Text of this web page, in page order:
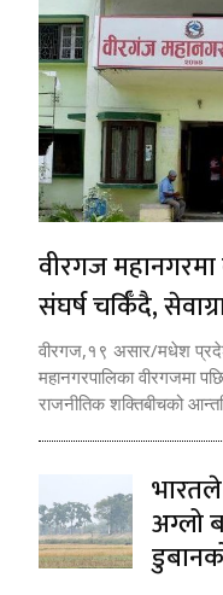
वीरगज महानगरमा
संघर्ष चर्किँदै,
वीरगज,१९ असार/मधेश
महानगरपालिका वीरगजमा
राजनीतिक शक्तिबीचको
भारतले
अग्लो